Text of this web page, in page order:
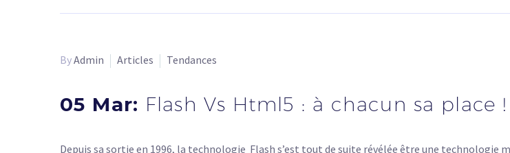
ByAdmin Articles Tendances
05 Mar: Flash Vs Html5 : à chacun sa place !
Depuis sa sortie en 1996, la technologie Flash s’est tout de suite révélée être une